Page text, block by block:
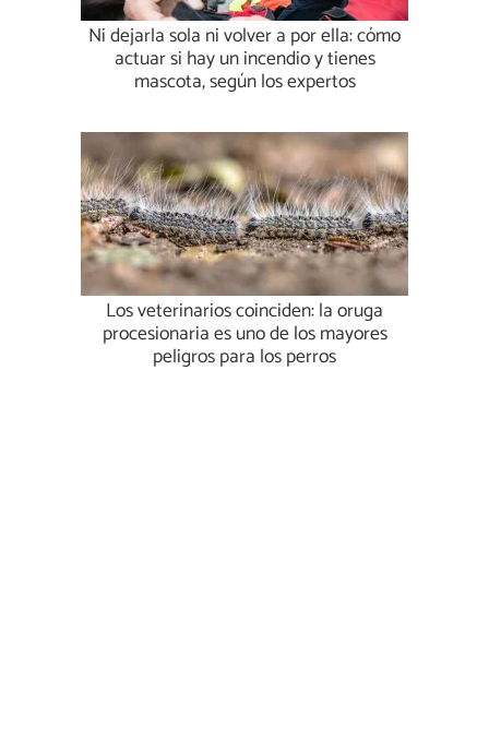
Ni dejarla sola ni volver a por ella: cómo
actuar si hay un incendio y tienes
mascota, según los expertos
Los veterinarios coinciden: la oruga
procesionaria es uno de los mayores
peligros para los perros